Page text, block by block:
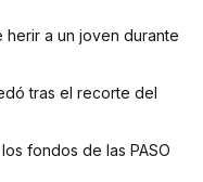
a un joven durante
tras el recorte del
fondos de las PASO